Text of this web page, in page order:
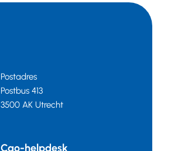
Postadres
Postbus 413
3500 AK Utrecht
Cao-helpdesk